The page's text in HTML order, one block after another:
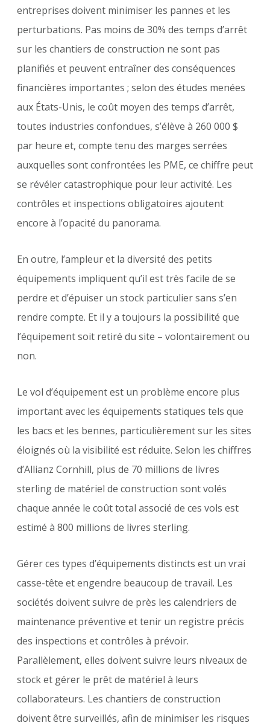
entreprises doivent minimiser les pannes et les
perturbations. Pas moins de 30% des temps d’arrêt
sur les chantiers de construction ne sont pas
planifiés et peuvent entraîner des conséquences
financières importantes ; selon des études menées
aux États-Unis, le coût moyen des temps d’arrêt,
toutes industries confondues, s’élève à 260 000 $
par heure et, compte tenu des marges serrées
auxquelles sont confrontées les PME, ce chiffre peut
se révéler catastrophique pour leur activité. Les
contrôles et inspections obligatoires ajoutent
encore à l’opacité du panorama.
En outre, l’ampleur et la diversité des petits
équipements impliquent qu’il est très facile de se
perdre et d’épuiser un stock particulier sans s’en
rendre compte. Et il y a toujours la possibilité que
l’équipement soit retiré du site – volontairement ou
non.
Le vol d’équipement est un problème encore plus
important avec les équipements statiques tels que
les bacs et les bennes, particulièrement sur les sites
éloignés où la visibilité est réduite. Selon les chiffres
d’Allianz Cornhill, plus de 70 millions de livres
sterling de matériel de construction sont volés
chaque année le coût total associé de ces vols est
estimé à 800 millions de livres sterling.
Gérer ces types d’équipements distincts est un vrai
casse-tête et engendre beaucoup de travail. Les
sociétés doivent suivre de près les calendriers de
maintenance préventive et tenir un registre précis
des inspections et contrôles à prévoir.
Parallèlement, elles doivent suivre leurs niveaux de
stock et gérer le prêt de matériel à leurs
collaborateurs. Les chantiers de construction
doivent être surveillés, afin de minimiser les risques